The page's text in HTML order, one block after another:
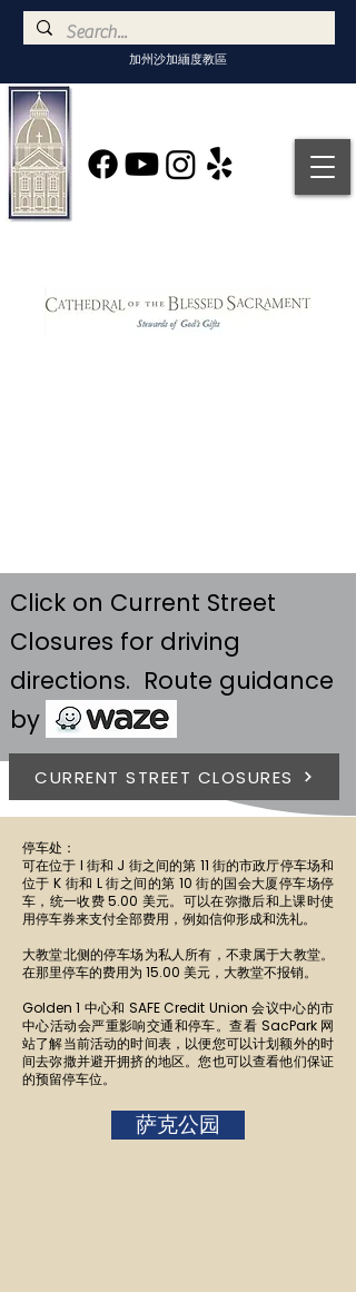
加州沙加緬度教區
Click on Current Street
Closures for driving
directions. Route guidance
by
CURRENT STREET CLOSURES
停车处：
可在位于 I 街和 J 街之间的第 11 街的市政厅停车场和
位于 K 街和 L 街之间的第 10 街的国会大厦停车场停
车，统一收费 5.00 美元。可以在弥撒后和上课时使
用停车券来支付全部费用，例如信仰形成和洗礼。
大教堂北侧的停车场为私人所有，不隶属于大教堂。
在那里停车的费用为 15.00 美元，大教堂不报销。
Golden 1 中心和 SAFE Credit Union 会议中心的市
中心活动会严重影响交通和停车。查看 SacPark 网
站了解当前活动的时间表，以便您可以计划额外的时
间去弥撒并避开拥挤的地区。您也可以查看他们保证
的预留停车位。
萨克公园